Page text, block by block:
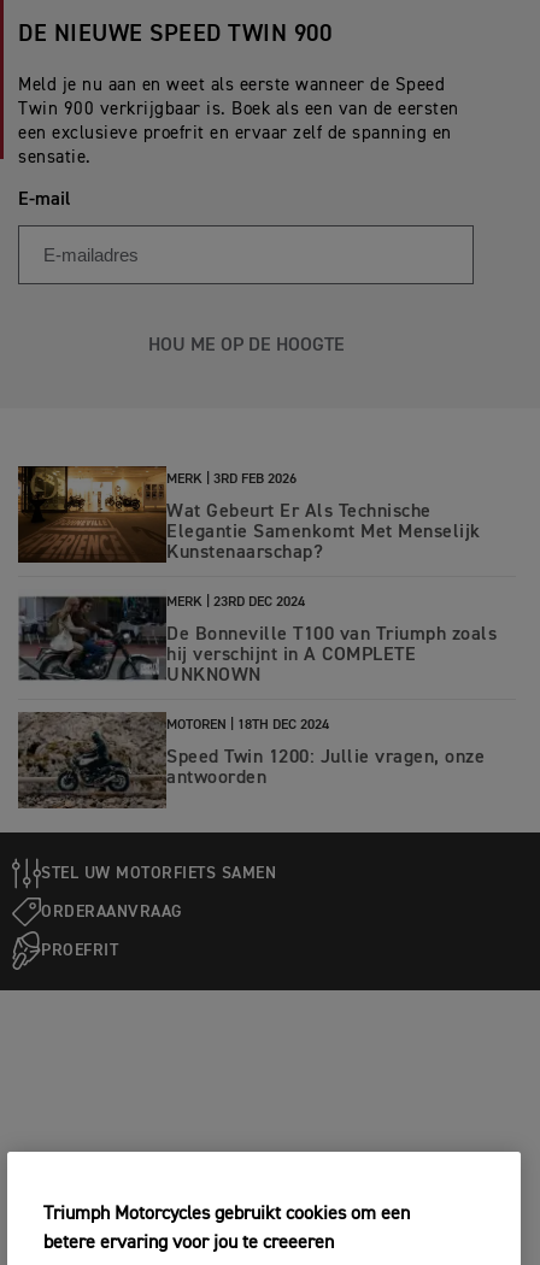
DE NIEUWE SPEED TWIN 900
Meld je nu aan en weet als eerste wanneer de Speed
Twin 900 verkrijgbaar is. Boek als een van de eersten
een exclusieve proefrit en ervaar zelf de spanning en
sensatie.
E-mail
HOU ME OP DE HOOGTE
MERK | 3RD FEB 2026
Wat Gebeurt Er Als Technische
Elegantie Samenkomt Met Menselijk
Kunstenaarschap?
MERK | 23RD DEC 2024
De Bonneville T100 van Triumph zoals
hij verschijnt in A COMPLETE
UNKNOWN
MOTOREN | 18TH DEC 2024
Speed Twin 1200: Jullie vragen, onze
antwoorden
STEL UW MOTORFIETS SAMEN
ORDERAANVRAAG
PROEFRIT
Triumph Motorcycles gebruikt cookies om een
betere ervaring voor jou te creeeren